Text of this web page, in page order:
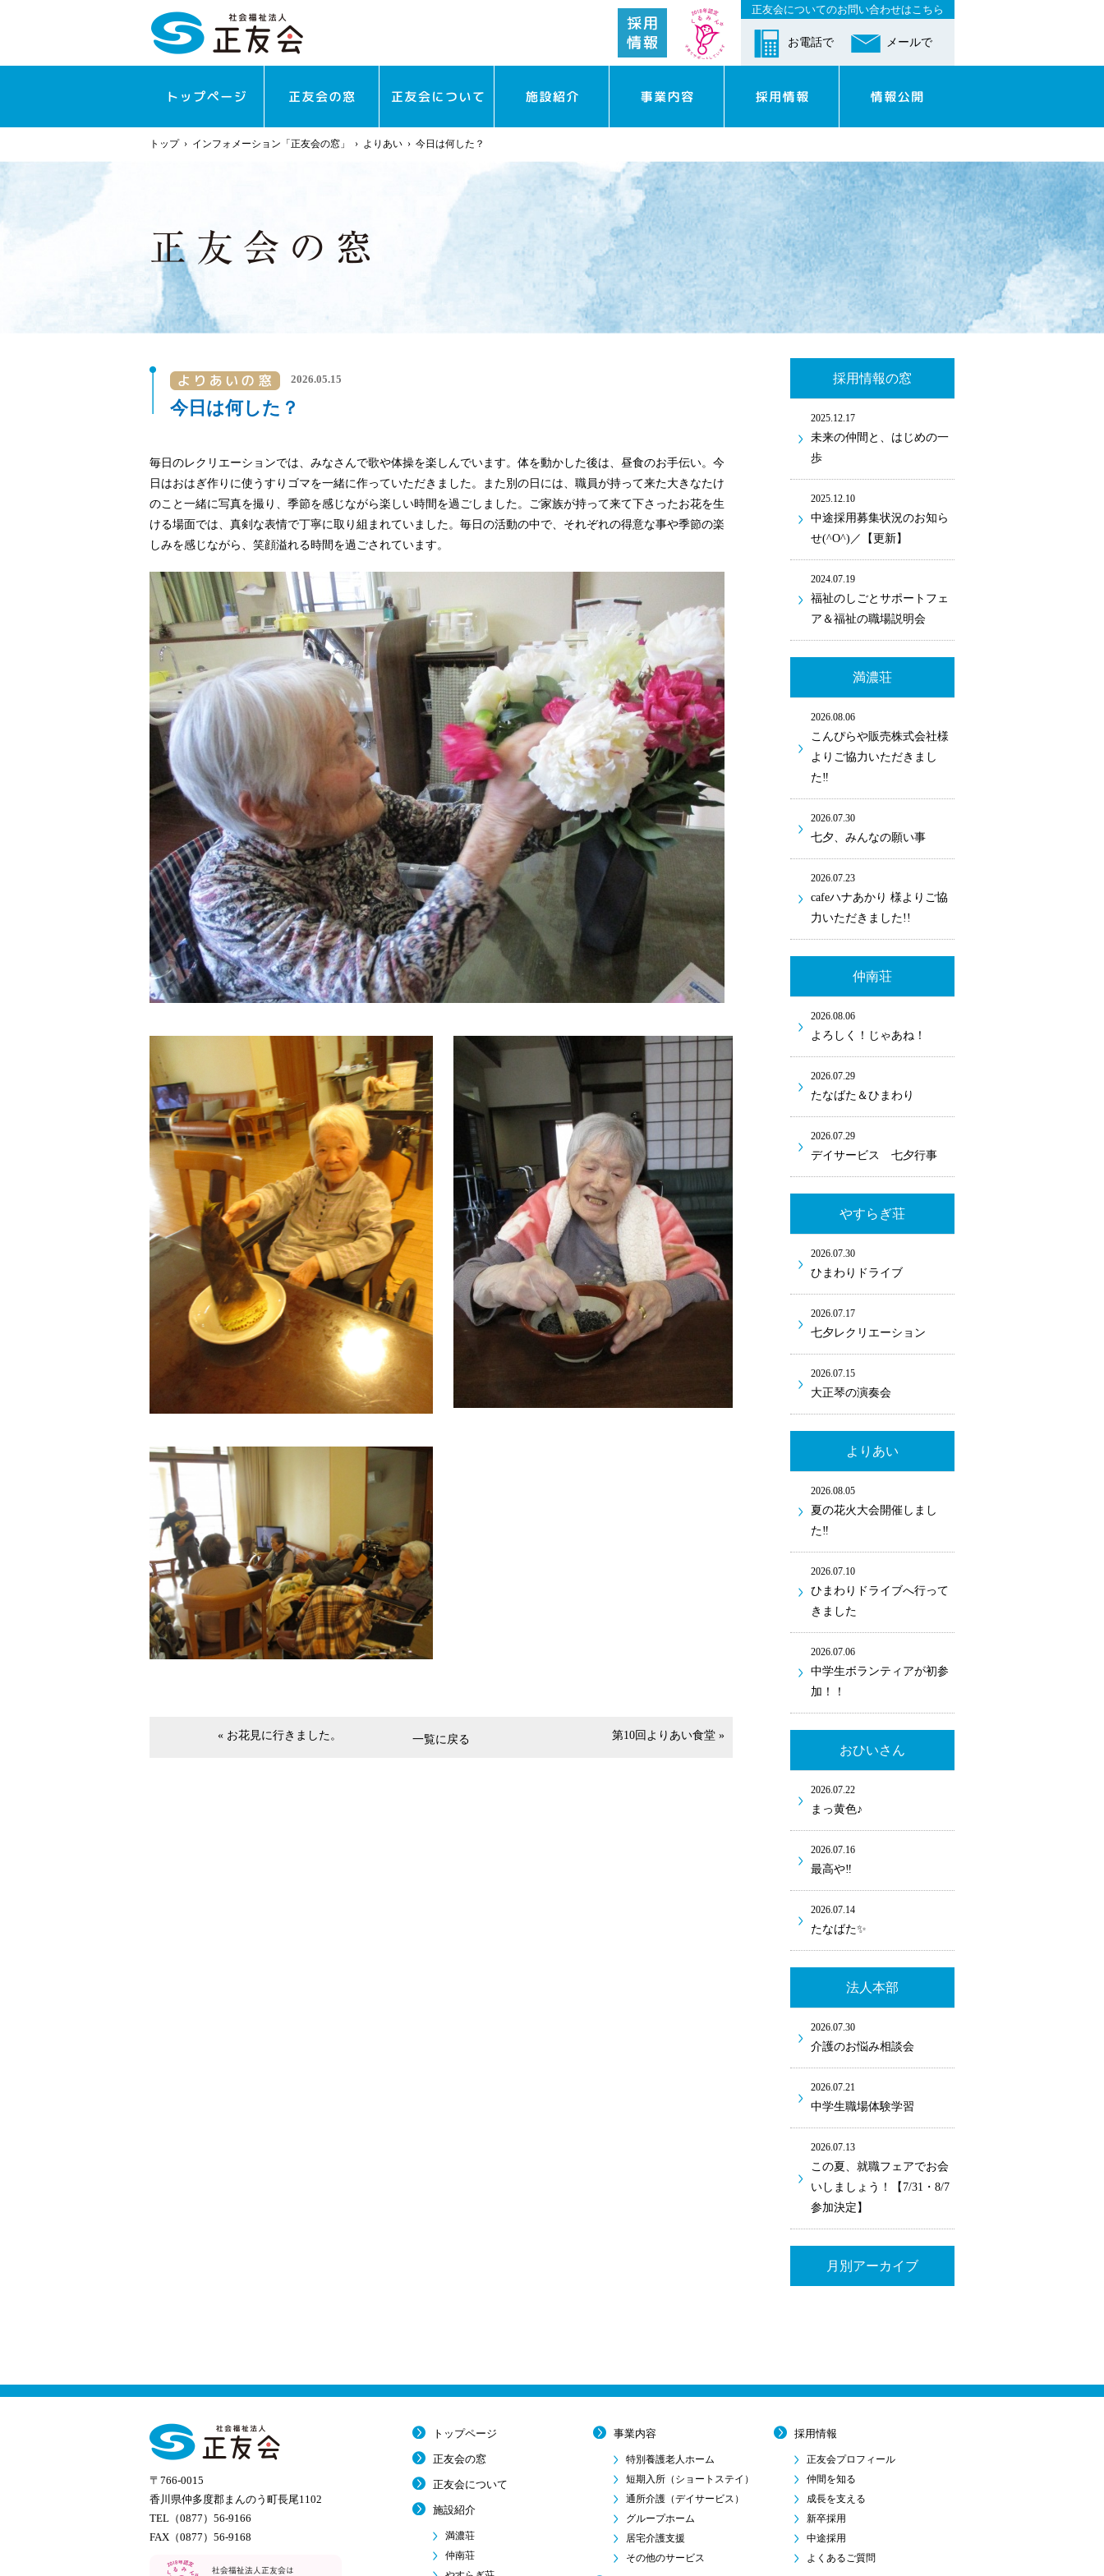
正友会についてのお問い合わせはこちら
お電話で メールで
トップ› インフォメーション「正友会の窓」 › よりあい › 今日は何した？
2026.05.15
今日は何した？
毎日のレクリエーションでは、みなさんで歌や体操を楽しんでいます。体を動かした後は、昼食のお手伝い。今
日はおはぎ作りに使うすりゴマを一緒に作っていただきました。また別の日には、職員が持って来た大きなたけ
のこと一緒に写真を撮り、季節を感じながら楽しい時間を過ごしました。ご家族が持って来て下さったお花を生
ける場面では、真剣な表情で丁寧に取り組まれていました。毎日の活動の中で、それぞれの得意な事や季節の楽
しみを感じながら、笑顔溢れる時間を過ごされています。
« お花見に行きました。 第10回よりあい食堂 »
一覧に戻る
採用情報の窓
2025.12.17
未来の仲間と、はじめの一
歩
2025.12.10
中途採用募集状況のお知ら
せ(^O^)／【更新】
2024.07.19
福祉のしごとサポートフェ
ア＆福祉の職場説明会
満濃荘
2026.08.06
こんぴらや販売株式会社様
よりご協力いただきまし
た‼
2026.07.30
七夕、みんなの願い事
2026.07.23
cafeハナあかり 様よりご協
力いただきました!!
仲南荘
2026.08.06
よろしく！じゃあね！
2026.07.29
たなばた＆ひまわり
2026.07.29
デイサービス 七夕行事
やすらぎ荘
2026.07.30
ひまわりドライブ
2026.07.17
七夕レクリエーション
2026.07.15
大正琴の演奏会
よりあい
2026.08.05
夏の花火大会開催しまし
た‼
2026.07.10
ひまわりドライブへ行って
きました
2026.07.06
中学生ボランティアが初参
加！！
おひいさん
2026.07.22
まっ黄色♪
2026.07.16
最高や‼
2026.07.14
たなばた✨
法人本部
2026.07.30
介護のお悩み相談会
2026.07.21
中学生職場体験学習
2026.07.13
この夏、就職フェアでお会
いしましょう！【7/31・8/7
参加決定】
月別アーカイブ
〒766-0015
香川県仲多度郡まんのう町長尾1102
TEL（0877）56-9166
FAX（0877）56-9168
トップページ
正友会の窓
正友会について
施設紹介
満濃荘
仲南荘
事業内容
特別養護老人ホーム
短期入所 （ショートステイ）
通所介護 （デイサービス）
グループホーム
居宅介護支援
その他のサービス
採用情報
正友会プロフィール
仲間を知る
成長を支える
新卒採用
中途採用
よくあるご質問